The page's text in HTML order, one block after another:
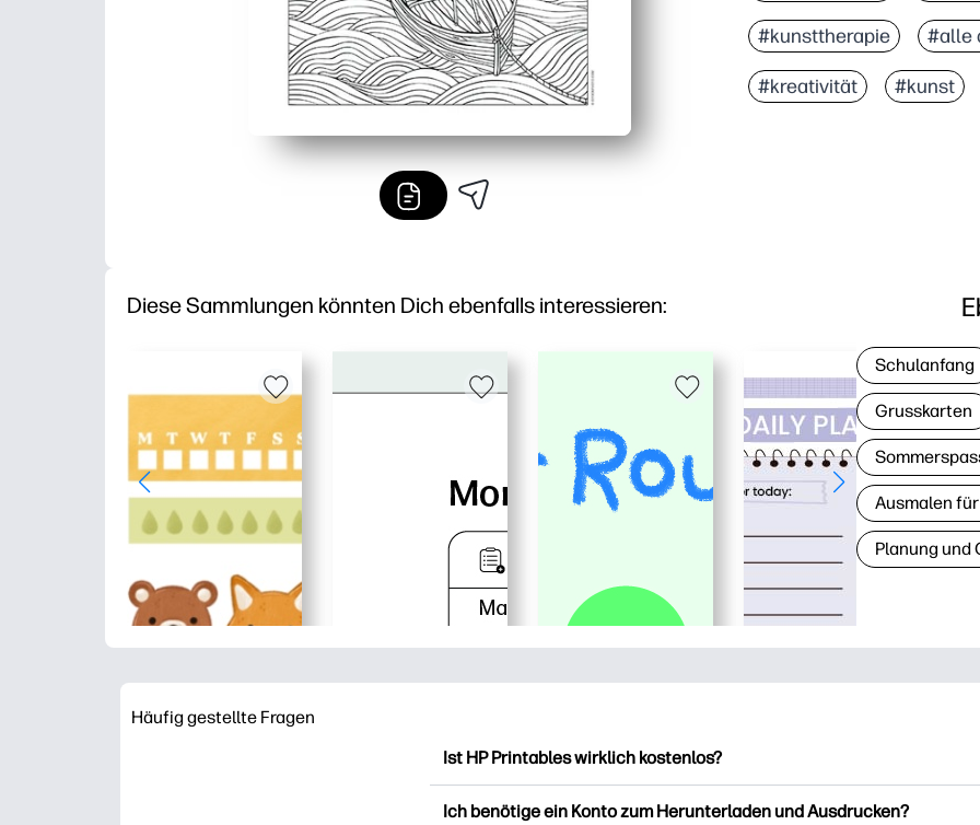
Achtsame Details —
Vielseitig für zu Hause
Tragbarer Spaß ohne
#kunsttherapie #alle
#kreativität #kunst
Diese Sammlungen könnten Dich ebenfalls interessieren:
Schulanfang
Grusskarten
Ausmalen
Planung und
Häufig gestellte Fragen
Ist HP Printables wirklich kostenlos?
Ich benötige ein Konto zum Herunterladen und Ausdrucken?